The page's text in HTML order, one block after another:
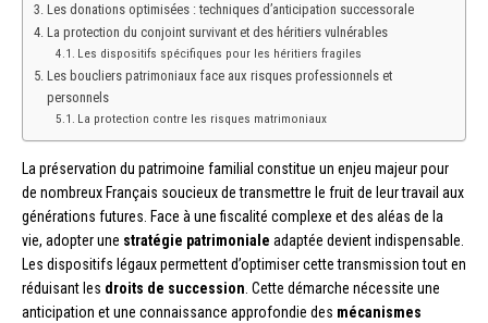
Les donations optimisées : techniques d’anticipation successorale
La protection du conjoint survivant et des héritiers vulnérables
Les dispositifs spécifiques pour les héritiers fragiles
Les boucliers patrimoniaux face aux risques professionnels et
personnels
La protection contre les risques matrimoniaux
La préservation du patrimoine familial constitue un enjeu majeur pour
de nombreux Français soucieux de transmettre le fruit de leur travail aux
générations futures. Face à une fiscalité complexe et des aléas de la
vie, adopter une stratégie patrimoniale adaptée devient indispensable.
Les dispositifs légaux permettent d’optimiser cette transmission tout en
réduisant les droits de succession. Cette démarche nécessite une
anticipation et une connaissance approfondie des mécanismes